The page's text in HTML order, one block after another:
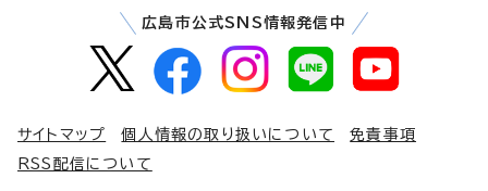
広島市公式SNS情報発信中
サイトマップ 個人情報の取り扱いについて
免責事項
RSS配信について